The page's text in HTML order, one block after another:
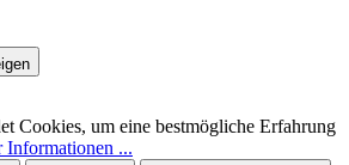
Cookies, um eine bestmögliche Erfahrung
Informationen ...